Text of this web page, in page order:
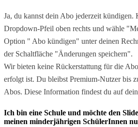
Ja, du kannst dein Abo jederzeit kündigen.
Dropdown-Pfeil oben rechts und wähle
Option " Abo kündigen" unter deinen
der Schaltfläche "Änderungen speichern".
Wir bieten keine Rückerstattung für die
erfolgt ist. Du bleibst Premium-Nutzer bis
Abos. Diese Information findest du auf
Ich bin eine Schule und möchte den
meinen minderjährigen SchülerInnen